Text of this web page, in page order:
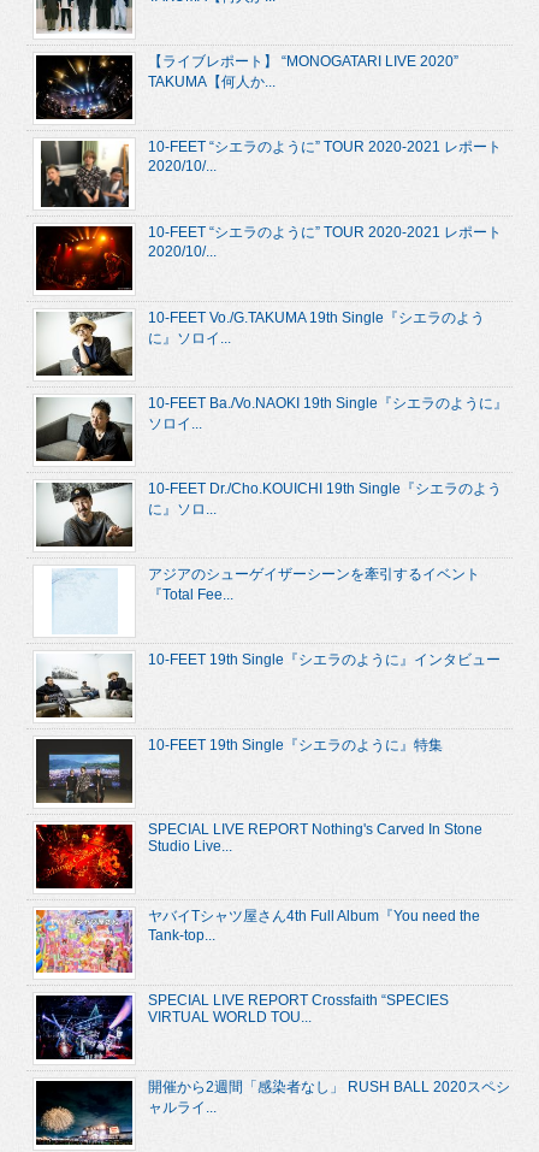
【ライブレポート】 “MONOGATARI LIVE 2020”
TAKUMA【何人か...
10-FEET “シエラのように” TOUR 2020-2021 レポート
2020/10/...
10-FEET “シエラのように” TOUR 2020-2021 レポート
2020/10/...
10-FEET Vo./G.TAKUMA 19th Single『シエラのよう
に』ソロイ...
10-FEET Ba./Vo.NAOKI 19th Single『シエラのように』
ソロイ...
10-FEET Dr./Cho.KOUICHI 19th Single『シエラのよう
に』ソロ...
アジアのシューゲイザーシーンを牽引するイベント
『Total Fee...
10-FEET 19th Single『シエラのように』インタビュー
10-FEET 19th Single『シエラのように』特集
SPECIAL LIVE REPORT Nothing's Carved In Stone
Studio Live...
ヤバイTシャツ屋さん4th Full Album『You need the
Tank-top...
SPECIAL LIVE REPORT Crossfaith “SPECIES
VIRTUAL WORLD TOU...
開催から2週間「感染者なし」 RUSH BALL 2020スペシ
ャルライ...